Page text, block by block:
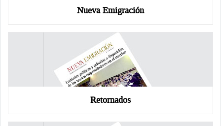
Nueva Emigración
Retornados